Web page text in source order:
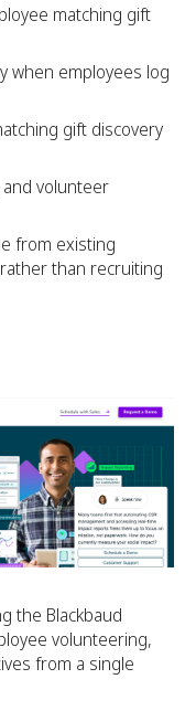
matching gift
when employees log
gift discovery
volunteer
from existing
than recruiting
the Blackbaud
volunteering,
from a single